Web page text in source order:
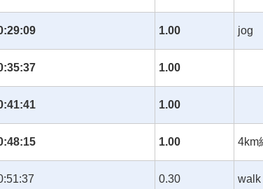
1.00 jog
1.00
1.00
1.00 4km
0.30 walk